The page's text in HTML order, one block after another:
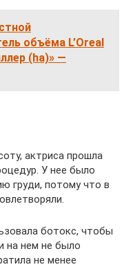
объёма L’Oreal
(ha)» —
актриса прошла
У нее было
груди, потому что в
ботокс, чтобы
на нем не было
не менее